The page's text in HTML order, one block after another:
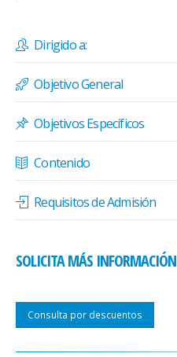
Dirigido a:
Objetivo General
Objetivos Específicos
Contenido
Requisitos de Admisión
SOLICITA MÁS INFORMACIÓN
Consulta por descuentos